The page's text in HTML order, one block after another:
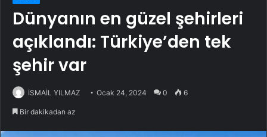
Dünyanın en güzel şehirleri
açıklandı: Türkiye’den tek
şehir var
İSMAİL YILMAZ Ocak 24, 2024 0 6
Bir dakikadan az